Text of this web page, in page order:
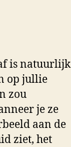
is natuurlijk
op jullie
zou
je ze
aan de
ziet, het